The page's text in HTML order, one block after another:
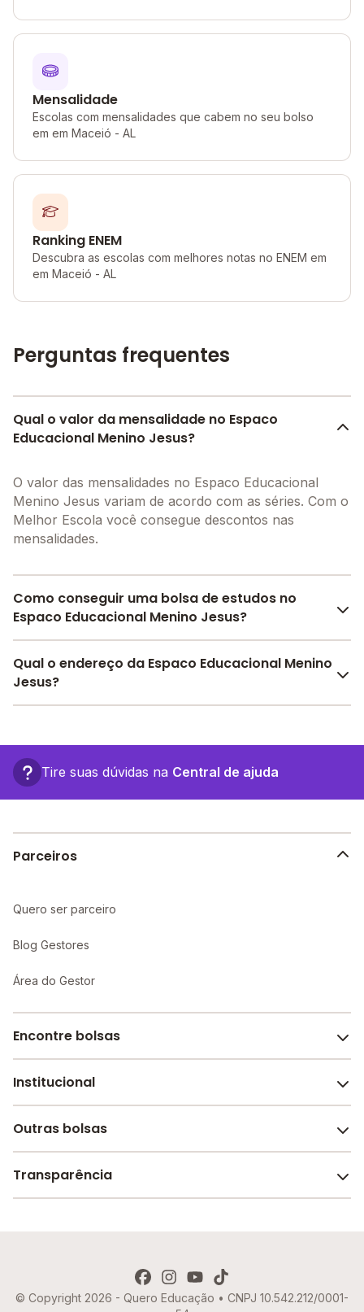
Mensalidade
Escolas com mensalidades que cabem no seu bolso
em em Maceió - AL
Ranking ENEM
Descubra as escolas com melhores notas no ENEM em
em Maceió - AL
Perguntas frequentes
Qual o valor da mensalidade no Espaco
Educacional Menino Jesus?
O valor das mensalidades no Espaco Educacional
Menino Jesus variam de acordo com as séries. Com o
Melhor Escola você consegue descontos nas
mensalidades.
Como conseguir uma bolsa de estudos no
Espaco Educacional Menino Jesus?
Pesquise bolsas disponíveis no Melhor Escola e
encontre o melhor desconto para você.
Qual o endereço da Espaco Educacional Menino
Jesus?
Maceió - AL.
Tire suas dúvidas na Central de ajuda
Parceiros
Quero ser parceiro
Blog Gestores
Área do Gestor
Encontre bolsas
Melhores escolas de São Paulo
Escolas por cidade e bairro
Institucional
Sobre o Melhor Escola
Revista Melhor Escola
Outras bolsas
Faculdades e universidades
Transparência
Política de Cookies
© Copyright 2026 - Quero Educação • CNPJ 10.542.212/0001-